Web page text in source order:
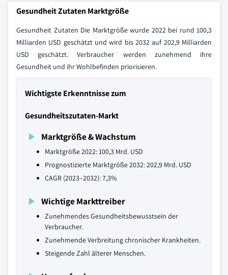
Gesundheit Zutaten Marktgröße
Gesundheit Zutaten Die Marktgröße wurde 2022 bei rund 100,3
Milliarden USD geschätzt und wird bis 2032 auf 202,9 Milliarden
USD geschätzt. Verbraucher werden zunehmend ihre
Gesundheit und ihr Wohlbefinden priorisieren.
Wichtigste Erkenntnisse zum
Gesundheitszutaten-Markt
Marktgröße & Wachstum
Marktgröße 2022: 100,3 Mrd. USD
Prognostizierte Marktgröße 2032: 202,9 Mrd. USD
CAGR (2023–2032): 7,3%
Wichtige Markttreiber
Zunehmendes Gesundheitsbewusstsein der
Verbraucher.
Zunehmende Verbreitung chronischer Krankheiten.
Steigende Zahl älterer Menschen.